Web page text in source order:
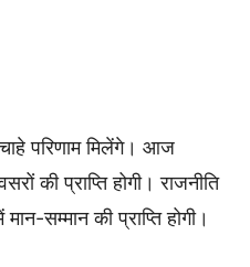
परिणाम मिलेंगे। आज
की प्राप्ति होगी। राजनीति
सम्मान की प्राप्ति होगी।